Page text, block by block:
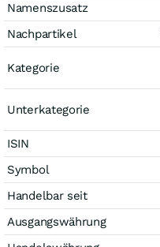
Namenszusatz
Nachpartikel
Kategorie
Unterkategorie
ISIN
Symbol
Handelbar seit
Ausgangswährung